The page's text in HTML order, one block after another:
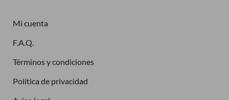
Mi cuenta
F.A.Q.
Términos y condiciones
Política de privacidad